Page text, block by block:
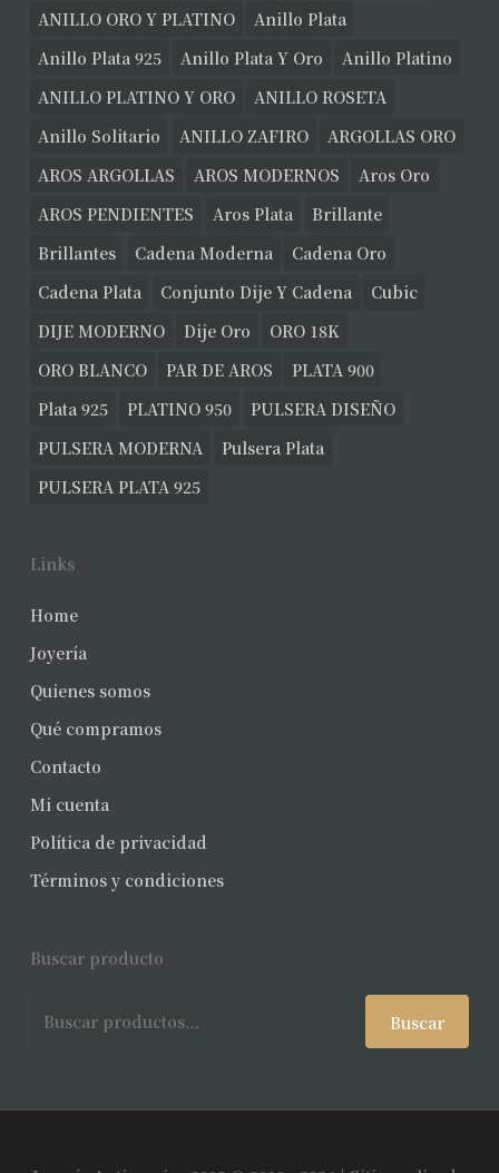
ANILLO ORO Y PLATINO
Anillo Plata
Anillo Plata 925
Anillo Plata Y Oro
Anillo Platino
ANILLO PLATINO Y ORO
ANILLO ROSETA
Anillo Solitario
ANILLO ZAFIRO
ARGOLLAS ORO
AROS ARGOLLAS
AROS MODERNOS
Aros Oro
AROS PENDIENTES
Aros Plata
Brillante
Brillantes
Cadena Moderna
Cadena Oro
Cadena Plata
Conjunto Dije Y Cadena
Cubic
DIJE MODERNO
Dije Oro
ORO 18K
ORO BLANCO
PAR DE AROS
PLATA 900
Plata 925
PLATINO 950
PULSERA DISEÑO
PULSERA MODERNA
Pulsera Plata
PULSERA PLATA 925
Links
Home
Joyería
Quienes somos
Qué compramos
Contacto
Mi cuenta
Política de privacidad
Términos y condiciones
Buscar producto
Buscar